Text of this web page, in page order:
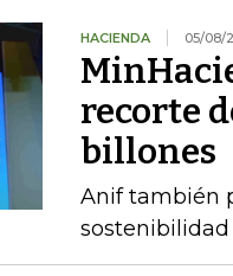
HACIENDA 05/08/
recorte
billones
Anif también